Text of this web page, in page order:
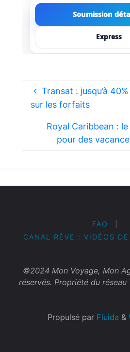
Soumission
Express
Transat : jusqu’à
sur les forfaits
Royal Caribbean :
pour des
FAQ
CANAL RÊVE : VIDÉOS DE
©2024 Mon Voyage, Mon
réservés. Propriété du réseau
Propulsé par Fluida &